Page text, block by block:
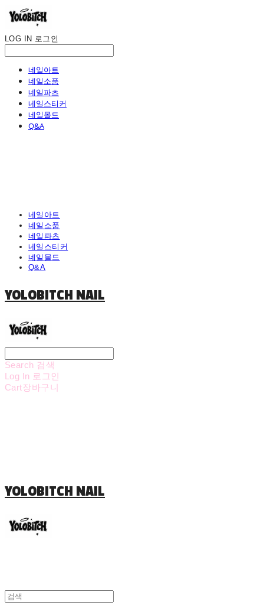
LOG IN 로그인
네일아트
네일소품
네일파츠
네일스티커
네일몰드
Q&A
네일아트
네일소품
네일파츠
네일스티커
네일몰드
Q&A
YOLOBITCH NAIL
Search 검색
Log In 로그인
Cart장바구니
YOLOBITCH NAIL